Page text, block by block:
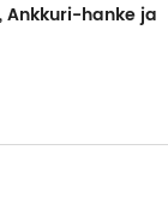
Ankkuri-hanke ja